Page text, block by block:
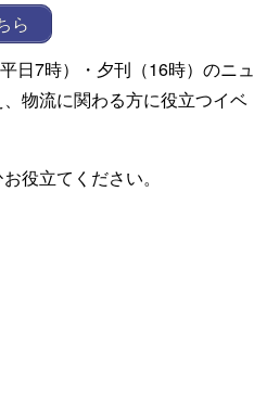
ら
日7時）・夕刊（16時）のニュ
物流に関わる方に役立つイベ
役立てください。